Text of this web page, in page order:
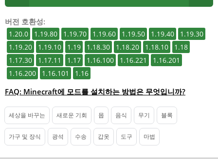
버전 호환성:
1.20.0 1.19.80 1.19.70 1.19.60 1.19.50 1.19.40
1.19.30
1.19.20
1.19.10 1.19 1.18.30 1.18.20 1.18.10
1.18
1.17.30
1.17.11 1.17 1.16.100 1.16.221
1.16.201
1.16.200
1.16.101 1.16
FAQ: Minecraft에 모드를 설치하는 방법은 무엇입니까?
세상을 바꾸는 새로운 기회 몹 음식 무기 블록
가구 및 장식 광석 수송 갑옷 도구 마법